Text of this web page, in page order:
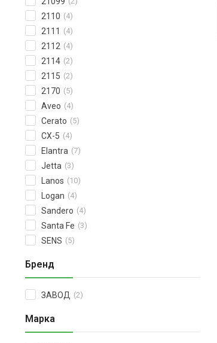
2110 (4)
2111 (4)
2112 (4)
2114 (2)
2115 (2)
2170 (5)
Aveo (4)
Cerato (5)
CX-5 (4)
Elantra (7)
Jetta (3)
Lanos (10)
Logan (4)
Sandero (4)
Santa Fe (3)
SENS (5)
Бренд
ЗАВОД (2)
Марка